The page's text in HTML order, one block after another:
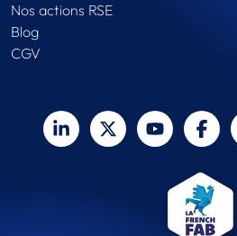
Nos actions RSE
Blog
CGV